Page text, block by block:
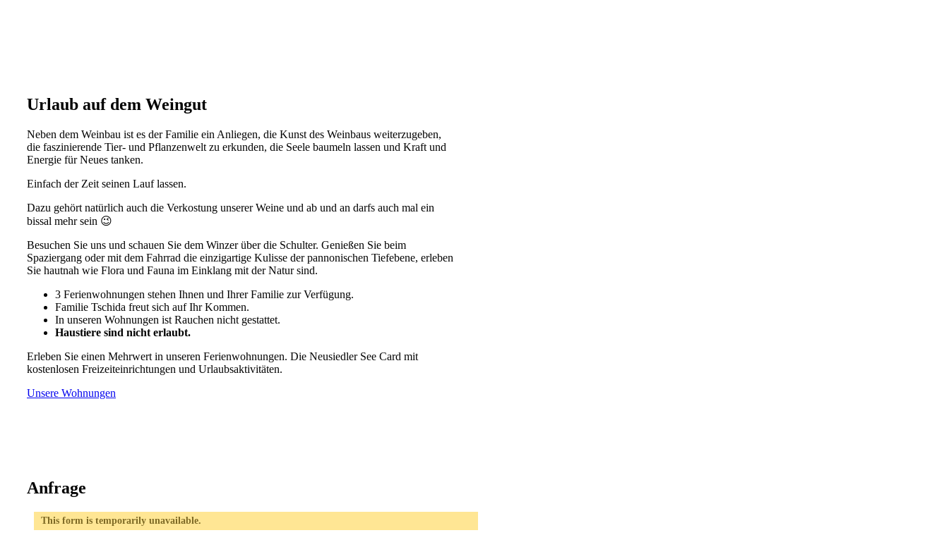
Urlaub auf dem Weingut
Neben dem Weinbau ist es der Familie ein Anliegen, die Kunst des Weinbaus weiterzugeben,
die faszinierende Tier- und Pflanzenwelt zu erkunden, die Seele baumeln lassen und Kraft und
Energie für Neues tanken.
Einfach der Zeit seinen Lauf lassen.
Dazu gehört natürlich auch die Verkostung unserer Weine und ab und an darfs auch mal ein
bissal mehr sein 😉
Besuchen Sie uns und schauen Sie dem Winzer über die Schulter. Genießen Sie beim
Spaziergang oder mit dem Fahrrad die einzigartige Kulisse der pannonischen Tiefebene, erleben
Sie hautnah wie Flora und Fauna im Einklang mit der Natur sind.
3 Ferienwohnungen stehen Ihnen und Ihrer Familie zur Verfügung.
Familie Tschida freut sich auf Ihr Kommen.
In unseren Wohnungen ist Rauchen nicht gestattet.
Haustiere sind nicht erlaubt.
Erleben Sie einen Mehrwert in unseren Ferienwohnungen. Die Neusiedler See Card mit
kostenlosen Freizeiteinrichtungen und Urlaubsaktivitäten.
Unsere Wohnungen
Anfrage
This form is temporarily unavailable.